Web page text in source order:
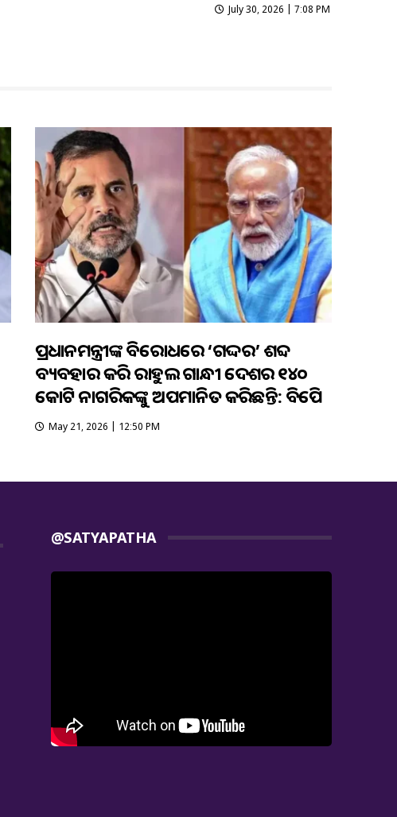
July 30, 2026 | 7:08 PM
ପ୍ରଧାନମନ୍ତ୍ରୀଙ୍କ ବିରୋଧରେ ‘ଗଦ୍ଦର’ ଶବ୍ଦ
ବ୍ୟବହାର କରି ରାହୁଲ ଗାନ୍ଧୀ ଦେଶର ୧୪୦
କୋଟି ନାଗରିକଙ୍କୁ ଅପମାନିତ କରିଛନ୍ତି: ବିଜେପି
May 21, 2026 | 12:50 PM
@SATYAPATHA